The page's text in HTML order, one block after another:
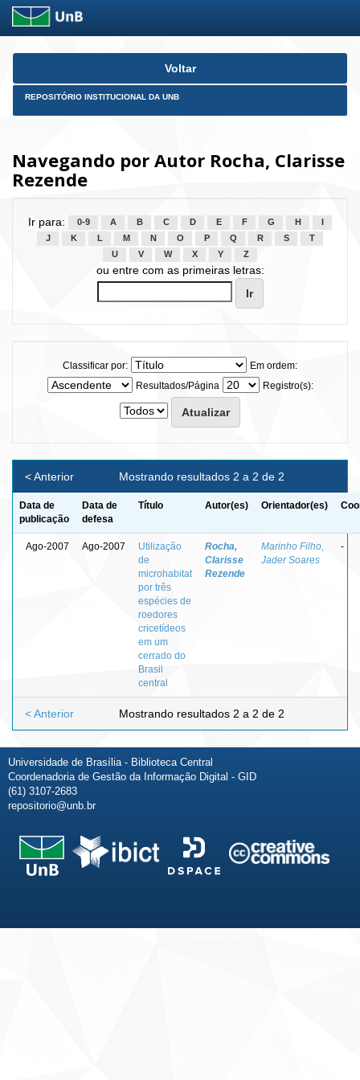
Skip
Voltar
REPOSITÓRIO INSTITUCIONAL DA UNB
Navegando por Autor Rocha, Clarisse
Rezende
Ir para: 0-9 A B C D E F G H
J
K L M N O P Q R S
T
U
V W X Y Z
ou entre com as primeiras letras:
Classificar por:
Em ordem:
Resultados/Página
Registro(s):
Mostrando resultados 2 a 2 de 2
< Anterior
Data de
publicação
Data de
defesa
Título Autor(es) Orientador(es)
Ago-2007 Ago-2007
Utilização
de
microhabitat
por três
espécies de
roedores
cricetídeos
em um
cerrado do
Brasil
central
Rocha,
Clarisse
Rezende
Marinho Filho,
Jader Soares
-
Mostrando resultados 2 a 2 de 2
< Anterior
Universidade de Brasília - Biblioteca Central
Coordenadoria de Gestão da Informação Digital - GID
(61) 3107-2683
repositorio@unb.br